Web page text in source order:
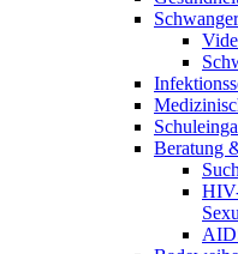
Beratung